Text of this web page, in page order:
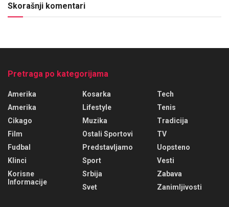
Skorašnji komentari
Pretraga po kategorijama
Amerika
Amerika
Cikago
Film
Fudbal
Klinci
Korisne
Informacije
Kosarka
Lifestyle
Muzika
Ostali Sportovi
Predstavljamo
Sport
Srbija
Svet
Tech
Tenis
Tradicija
TV
Uopsteno
Vesti
Zabava
Zanimljivosti